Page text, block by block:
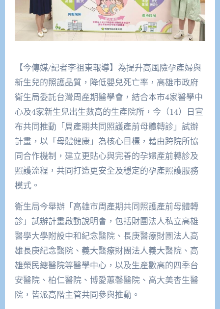
【今傳媒/記者李祖東報導】為提升高風險孕產婦與
新生兒的照護品質，降低嬰兒死亡率，高雄市政府
衛生局委託台灣周產期醫學會，結合本市4家醫學中
心及4家新生兒出生數高的生產院所，今（14）日宣
布共同推動「周產期共同照護產前母體轉診」試辦
計畫，以「母體健康」為核心目標，藉由跨院所協
同合作機制，建立更貼心與完善的孕婦產前轉診及
照護流程，共同打造更安全及穩定的孕產照護服務
模式。
衛生局今舉辦「高雄市周產期共同照護產前母體轉
診」試辦計畫啟動說明會，包括財團法人私立高雄
醫學大學附設中和紀念醫院、長庚醫療財團法人高
雄長庚紀念醫院、義大醫療財團法人義大醫院、高
雄榮民總醫院等醫學中心，以及生產數高的四季台
安醫院、柏仁醫院、博愛蕙馨醫院、高大美杏生醫
院，皆派高階主管共同參與推動。